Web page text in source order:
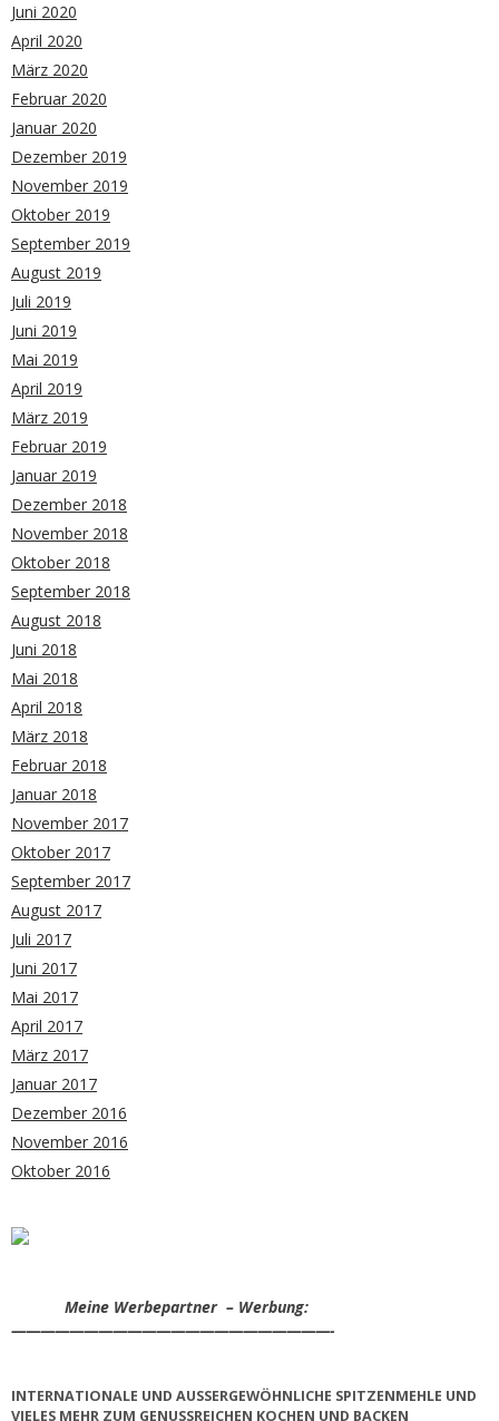
Juni 2020
April 2020
März 2020
Februar 2020
Januar 2020
Dezember 2019
November 2019
Oktober 2019
September 2019
August 2019
Juli 2019
Juni 2019
Mai 2019
April 2019
März 2019
Februar 2019
Januar 2019
Dezember 2018
November 2018
Oktober 2018
September 2018
August 2018
Juni 2018
Mai 2018
April 2018
März 2018
Februar 2018
Januar 2018
November 2017
Oktober 2017
September 2017
August 2017
Juli 2017
Juni 2017
Mai 2017
April 2017
März 2017
Januar 2017
Dezember 2016
November 2016
Oktober 2016
Meine Werbepartner – Werbung:
——————————————————————-
INTERNATIONALE UND AUSSERGEWÖHNLICHE SPITZENMEHLE UND V
IELES MEHR ZUM GENUSSREICHEN KOCHEN UND BACKEN